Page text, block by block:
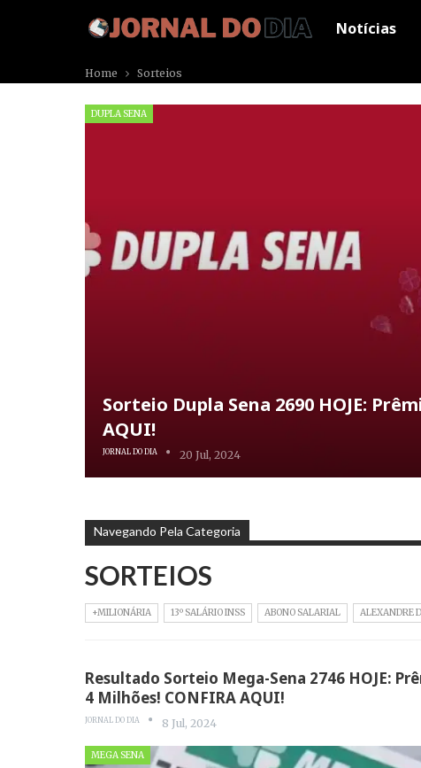
Notícias
Home Sorteios
DUPLA SENA
Sorteio Dupla Sena 2690 HOJE:
AQUI!
JORNAL DO DIA 20 Jul, 2024
Navegando Pela Categoria
SORTEIOS
+MILIONÁRIA 13º SALÁRIO INSS ABONO SALARIAL ALEXANDRE
Resultado Sorteio Mega-Sena 2746 HOJE:
4 Milhões! CONFIRA AQUI!
JORNAL DO DIA 8 Jul, 2024
MEGA SENA